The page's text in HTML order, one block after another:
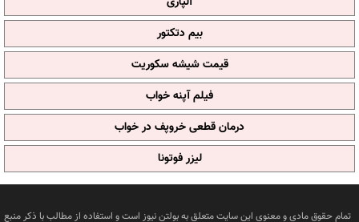
بیم دتکتور
قیمت شیشه سکوریت
فیلم آپنه خواب
درمان قطعی خروپف در خواب
لیزر فوتونا
تمام حقوق مادی و معنوی این سایت متعلق به بولتن نیوز است و استفاده از مطالب با ذکر منبع